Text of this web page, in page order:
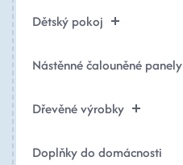
Dětský pokoj
Nástěnné čalouněné panely
Dřevěné výrobky
Doplňky do domácnosti